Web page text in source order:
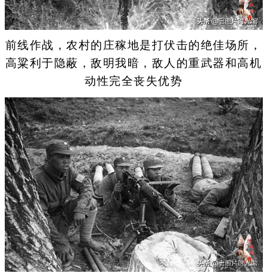
前线作战，农村的庄稼地是打伏击的绝佳场所，
高粱利于隐蔽，敌明我暗，敌人的重武器和高机
动性完全丧失优势